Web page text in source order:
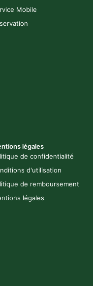
Mobile
légales
de confidentialité
d'utilisation
de remboursement
légales